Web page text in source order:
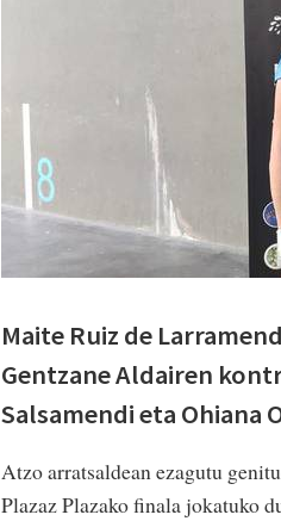
Maite Ruiz de
Gentzane Aldairen
Salsamendi eta Ohiana
Atzo arratsaldean ezagutu
Plazaz Plazako finala jokatuko